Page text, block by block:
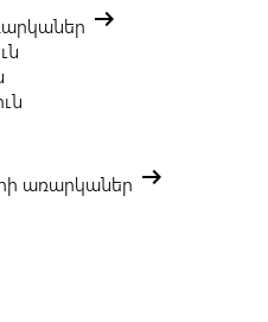
arrow_right_alt
առարկաներ arrow_right_alt